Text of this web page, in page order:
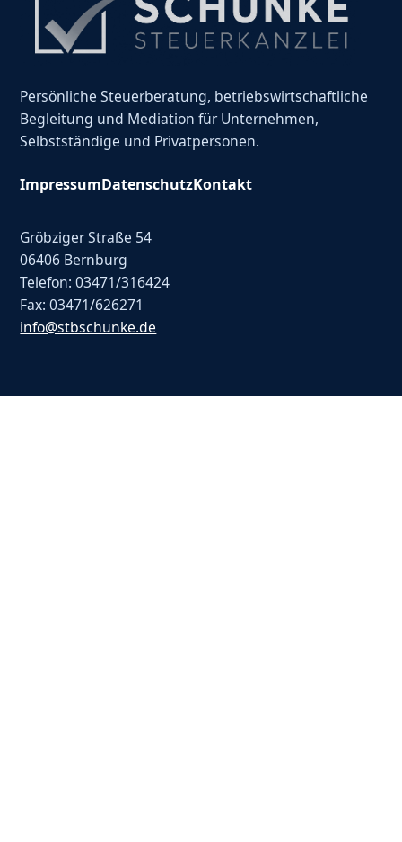
Persönliche Steuerberatung, betriebswirtschaftliche
Begleitung und Mediation für Unternehmen,
Selbstständige und Privatpersonen.
ImpressumDatenschutzKontakt
Gröbziger Straße 54
06406 Bernburg
Telefon: 03471/316424
Fax: 03471/626271
info@stbschunke.de